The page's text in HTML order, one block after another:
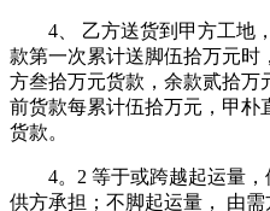
4、 乙方送货到甲方工地，
款第一次累计送脚伍拾万元时
方叁拾万元货款，余款贰拾万
前货款每累计伍拾万元，甲朴
货款。
4。2 等于或跨越起运量，
供方承担；不脚起运量， 由